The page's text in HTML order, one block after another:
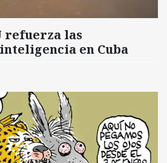
refuerza las
en Cuba